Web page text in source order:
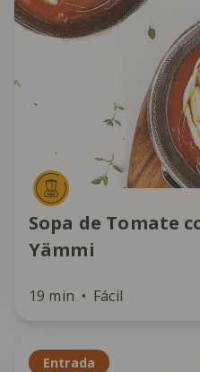
Sopa de Tomate
Yämmi
19 min Fácil
Entrada